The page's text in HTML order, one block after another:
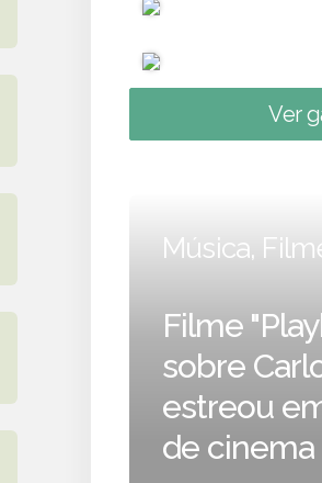
Ver
Música,
Filme
sobre
estreou
de cinema